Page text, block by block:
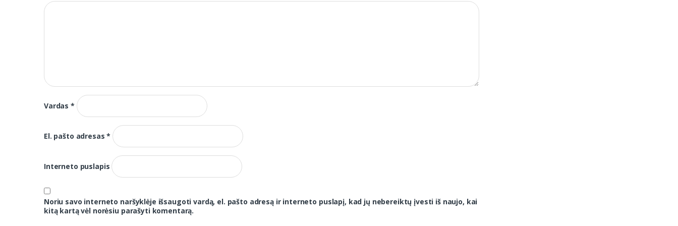
Vardas*
El. pašto adresas*
Interneto puslapis
Noriu savo interneto naršyklėje išsaugoti vardą, el. pašto adresą ir interneto puslapį, kad jų nebereiktų įvesti iš naujo, kai
kitą kartą vėl norėsiu parašyti komentarą.